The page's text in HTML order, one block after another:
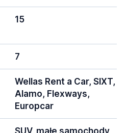
15
7
Wellas Rent a Car, SIXT,
Alamo, Flexways,
Europcar
SUV, małe samochody,